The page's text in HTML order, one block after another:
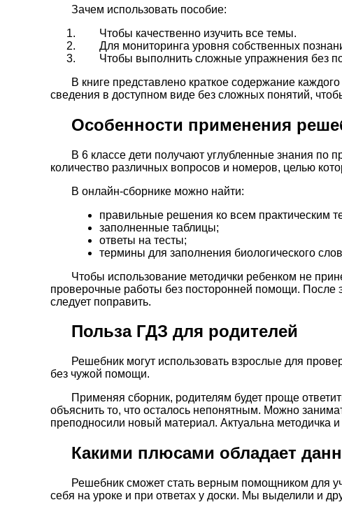
Зачем использовать пособие:
Чтобы качественно изучить все темы.
Для мониторинга уровня собственных
Чтобы выполнить сложные упражнения без
В книге представлено краткое содержание
сведения в доступном виде без сложных понятий,
Особенности применения
В 6 классе дети получают углубленные знания по
количество различных вопросов и номеров, целью
В онлайн-сборнике можно найти:
правильные решения ко всем практическим
заполненные таблицы;
ответы на тесты;
термины для заполнения биологического
Чтобы использование методички ребенком не
проверочные работы без посторонней помощи. После
следует поправить.
Польза ГДЗ для родителей
Решебник могут использовать взрослые для
без чужой помощи.
Применяя сборник, родителям будет проще
объяснить то, что осталось непонятным. Можно
преподносили новый материал. Актуальна методичка
Какими плюсами обладает
Решебник сможет стать верным помощником для
себя на уроке и при ответах у доски. Мы выделили и